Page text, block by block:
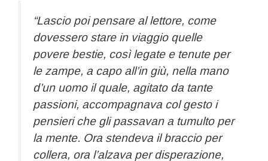
“Lascio poi pensare al lettore, come
dovessero stare in viaggio quelle
povere bestie, così legate e tenute per
le zampe, a capo all’in giù, nella mano
d’un uomo il quale, agitato da tante
passioni, accompagnava col gesto i
pensieri che gli passavan a tumulto per
la mente. Ora stendeva il braccio per
collera, ora l’alzava per disperazione,